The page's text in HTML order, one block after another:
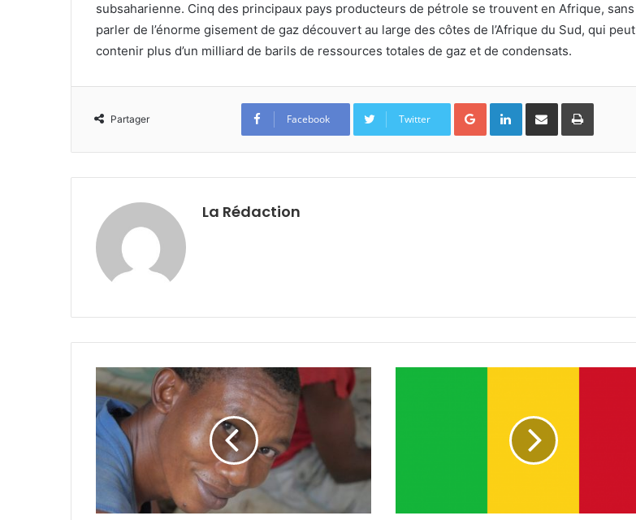
subsaharienne. Cinq des principaux pays producteurs de pétrole se trouvent en Afrique, sans
parler de l’énorme gisement de gaz découvert au large des côtes de l’Afrique du Sud, qui peut
contenir plus d’un milliard de barils de ressources totales de gaz et de condensats.
Partager Facebook Twitter
Google+LinkedinPartager par email Imprimer
La Rédaction